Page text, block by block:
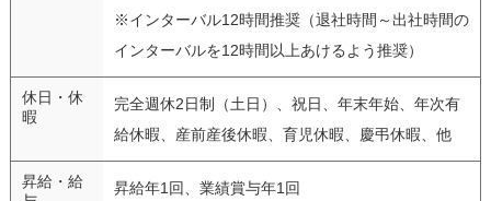
※インターバル12時間推奨（退社時間～出社時間の
インターバルを12時間以上あけるよう推奨）
休日・休
暇
完全週休2日制（土日）、祝日、年末年始、年次有
給休暇、産前産後休暇、育児休暇、慶弔休暇、他
昇給・給
昇給年1回、業績賞与年1回